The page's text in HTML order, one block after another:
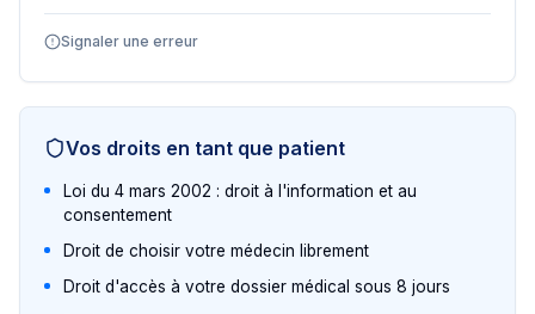
Signaler une erreur
Vos droits en tant que patient
Loi du 4 mars 2002 : droit à l'information et au
consentement
Droit de choisir votre médecin librement
Droit d'accès à votre dossier médical sous 8 jours